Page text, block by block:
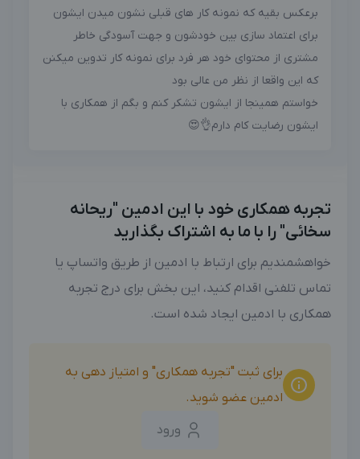
برعکس بقیه که نمونه کار های قبلی نشون میدن ایشون
برای اعتماد سازی بین خودشون و جهت آسودگی خاطر
مشتری از محتوای خود هر فرد برای نمونه کار تدوین میکنن
که این واقعا از نظر من عالی بود
خواستم همینجا از ایشون تشکر کنم و بگم از همکاری با
ایشون رضایت کام دارم👌😍
تجربه همکاری خود با این ادمین "ریحانه
سخائی" را با ما به اشتراک بگذارید
خواهشمندیم برای ارتباط با ادمین از طریق واتساپ یا
تماس تلفنی اقدام کنید، این بخش برای درج تجربه
همکاری با ادمین ایجاد شده است.
برای ثبت "تجربه همکاری" و امتیاز دهی به
ادمین عضو شوید.
ورود